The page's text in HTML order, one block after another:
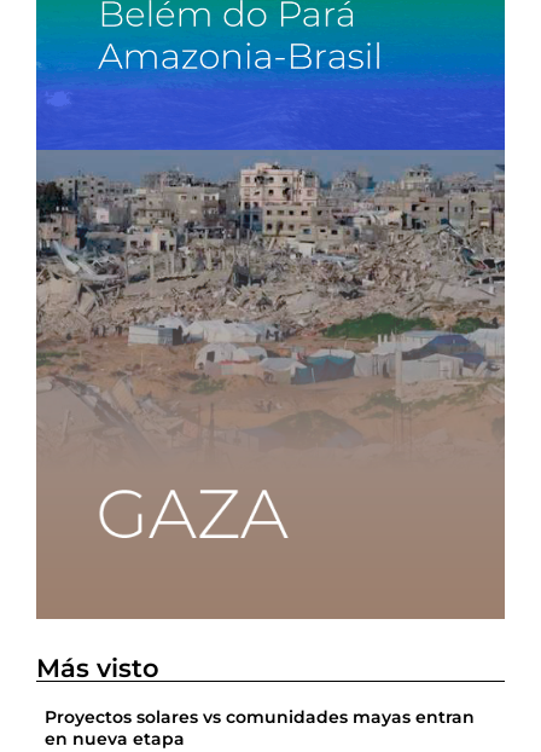
Más visto
Proyectos solares vs comunidades mayas entran
en nueva etapa